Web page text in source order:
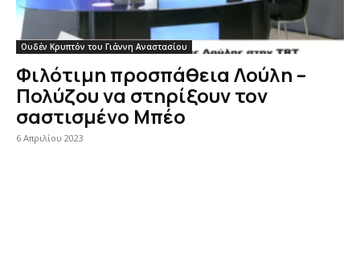
Ουδέν Κρυπτόν του Γιάννη Αναστασίου
Φιλότιμη προσπάθεια Λούλη –
Πολύζου να στηρίξουν τον
σαστισμένο Μπέο
6 Απριλίου 2023